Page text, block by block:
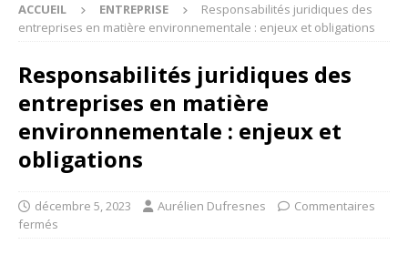
ACCUEIL ENTREPRISE
Responsabilités juridiques des
entreprises en matière environnementale : enjeux et obligations
Responsabilités juridiques des
entreprises en matière
environnementale : enjeux et
obligations
décembre 5, 2023 Aurélien Dufresnes
Commentaires
fermés